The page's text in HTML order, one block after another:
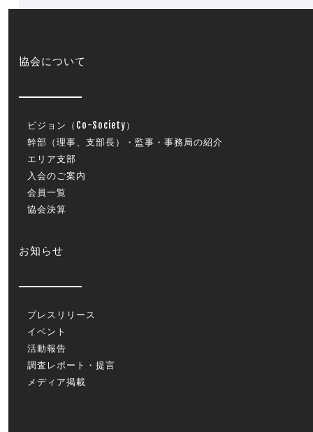
協会について
ビジョン（Co-Society）
幹部（理事、支部長）・監事・事務局の紹介
エリア支部
入会のご案内
会員一覧
協会決算
お知らせ
プレスリリース
イベント
活動報告
調査レポート・提言
メディア掲載